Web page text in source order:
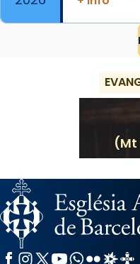
(Mt
Facebook
Instagram
X / Twitter
YouTube
WhatsApp
FlickrRadio